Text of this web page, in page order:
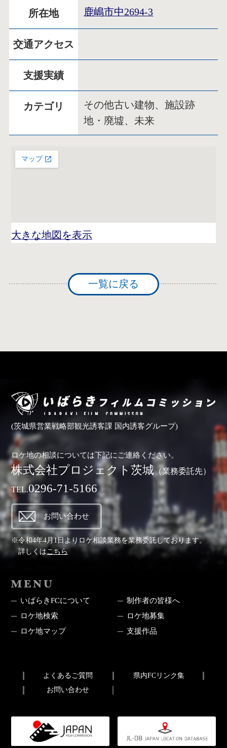
所在地 鹿嶋市中2694-3
交通アクセス
支援実績
カテゴリ
その他古い建物、施設跡
地・廃墟、未来
大きな地図を表示
一覧に戻る
(茨城県営業戦略部観光誘客課 国内誘客グループ)
ロケ地の相談については下記にご連絡ください。
株式会社プロジェクト茨城（業務委託先）
TEL.0296-71-5166
お問い合わせ
※令和4年4月1日よりロケ相談業務を業務委託しております。
詳しくはこちら
いばらきFCについて
制作者の皆様へ
ロケ地検索
ロケ地募集
ロケ地マップ
支援作品
よくあるご質問
県内FCリンク集
お問い合わせ